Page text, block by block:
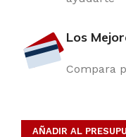
Los
Compara
AÑADIR AL